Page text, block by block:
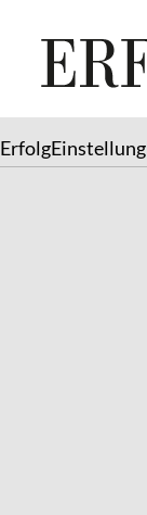
ErfolgEinstellung